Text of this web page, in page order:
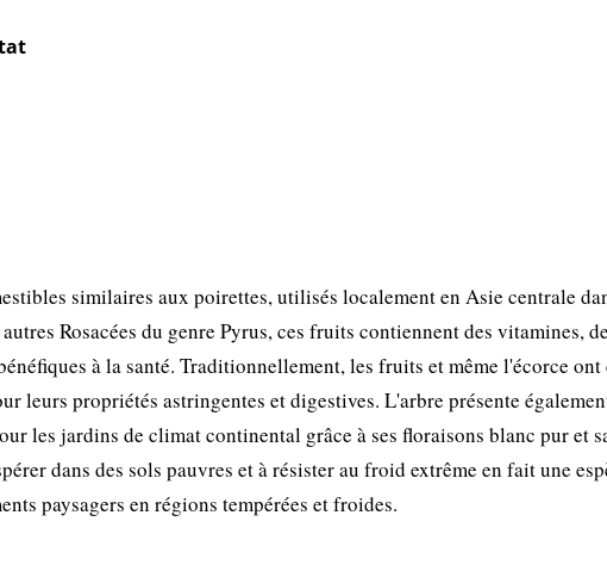
similaires aux poirettes, utilisés localement en Asie centrale
Rosacées du genre Pyrus, ces fruits contiennent des vitamines,
à la santé. Traditionnellement, les fruits et même l'écorce ont
leurs propriétés astringentes et digestives. L'arbre présente
les jardins de climat continental grâce à ses floraisons blanc pur et
dans des sols pauvres et à résister au froid extrême en fait une
paysagers en régions tempérées et froides.